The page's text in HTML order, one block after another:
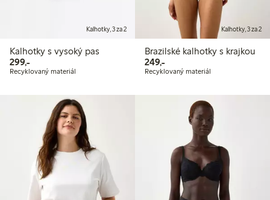
Kalhotky, 3 za 2
Kalhotky s vysoký pas
299,-299,00 Kč
Recyklovaný materiál
Kalhotky, 3 za 2
Brazilské kalhotky s krajkou
249,-249,00 Kč
Recyklovaný materiál